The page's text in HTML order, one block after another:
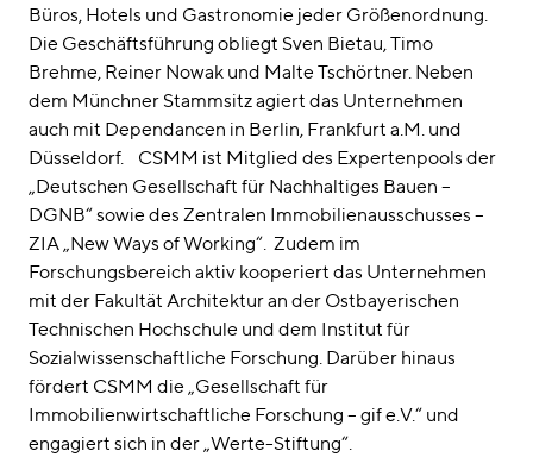
Büros, Hotels und Gastronomie jeder Größenordnung.
Die Geschäftsführung obliegt Sven Bietau, Timo
Brehme, Reiner Nowak und Malte Tschörtner. Neben
dem Münchner Stammsitz agiert das Unternehmen
auch mit Dependancen in Berlin, Frankfurt a.M. und
Düsseldorf. CSMM ist Mitglied des Expertenpools der
„Deutschen Gesellschaft für Nachhaltiges Bauen –
DGNB“ sowie des Zentralen Immobilienausschusses –
ZIA „New Ways of Working“. Zudem im
Forschungsbereich aktiv kooperiert das Unternehmen
mit der Fakultät Architektur an der Ostbayerischen
Technischen Hochschule und dem Institut für
Sozialwissenschaftliche Forschung. Darüber hinaus
fördert CSMM die „Gesellschaft für
Immobilienwirtschaftliche Forschung – gif e.V.“ und
engagiert sich in der „Werte-Stiftung“.